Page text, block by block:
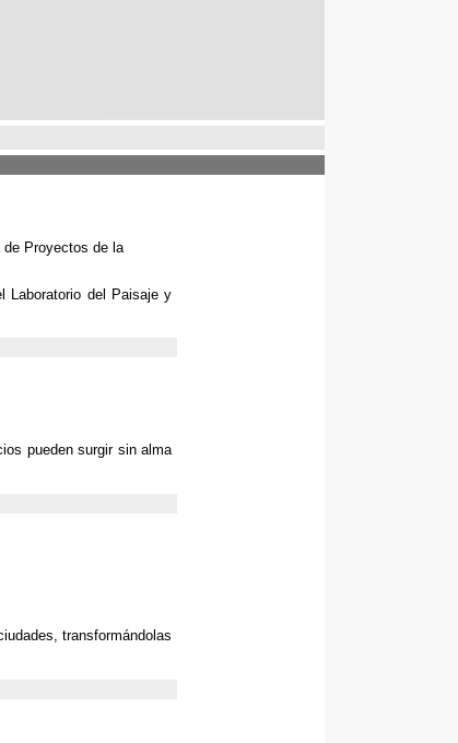
de Proyectos de la
Laboratorio del Paisaje y
pueden surgir sin alma
transformándolas